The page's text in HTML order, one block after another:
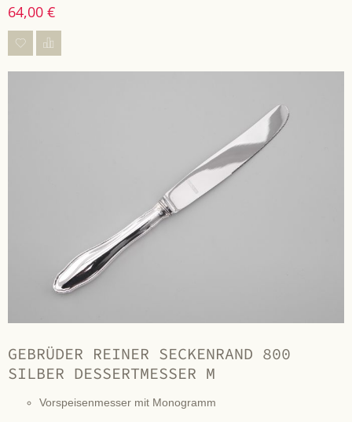
64,00 €
GEBRÜDER REINER SECKENRAND 800
SILBER DESSERTMESSER M
Vorspeisenmesser mit Monogramm